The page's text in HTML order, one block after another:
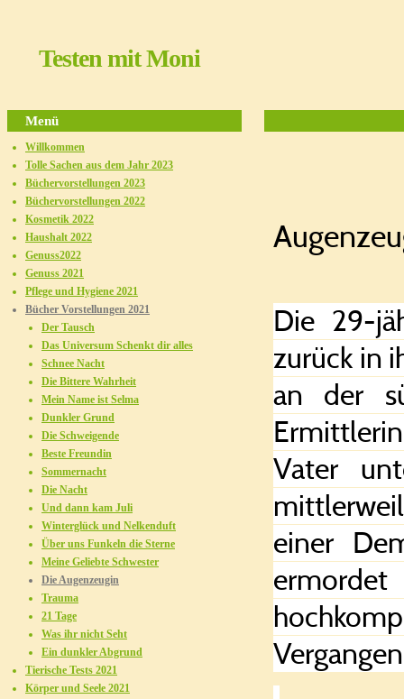
Testen mit Moni
Die 29-
zurück in
an der
Vater
einer
Menü
Willkommen
Tolle Sachen aus dem Jahr 2023
Büchervorstellungen 2023
Büchervorstellungen 2022
Kosmetik 2022
Haushalt 2022
Genuss2022
Genuss 2021
Pflege und Hygiene 2021
Bücher Vorstellungen 2021
Der Tausch
Das Universum Schenkt dir alles
Schnee Nacht
Die Bittere Wahrheit
Mein Name ist Selma
Dunkler Grund
Die Schweigende
Beste Freundin
Sommernacht
Die Nacht
Und dann kam Juli
Winterglück und Nelkenduft
Über uns Funkeln die Sterne
Meine Geliebte Schwester
Die Augenzeugin
Trauma
21 Tage
Was ihr nicht Seht
Ein dunkler Abgrund
Tierische Tests 2021
Körper und Seele 2021